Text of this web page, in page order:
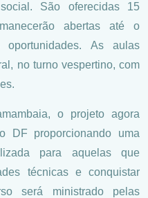
São oferecidas 15
abertas até o
As aulas
no turno vespertino, com
o projeto agora
DF proporcionando uma
para aquelas que
técnicas e conquistar
será ministrado pelas